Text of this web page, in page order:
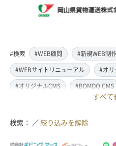
#検索 #WEB顧問 #新規WEB制
#WEBサイトリニューアル
#オリ
#オリジナルCMS
#BOMDO CMS
#レスポンシブ
#翻訳・多言語対応
#情報管理シ
すべて
検索： ／絞り込みを解除